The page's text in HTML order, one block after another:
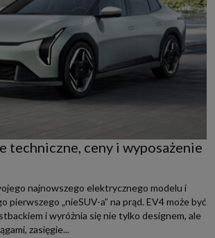
techniczne, ceny i wyposażenie
najnowszego elektrycznego modelu i
pierwszego „nieSUV-a” na prąd. EV4 może być
i wyróżnia się nie tylko designem, ale
zasięgie...